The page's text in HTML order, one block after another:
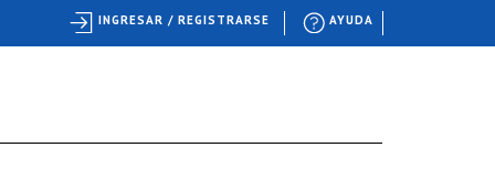
AYUDA
INGRESAR / REGISTRARSE